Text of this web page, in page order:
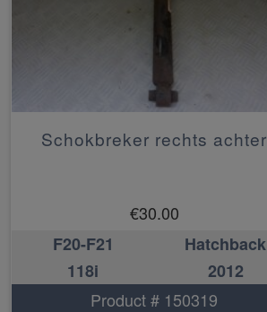
Schokbreker rechts achter
€30.00
F20-F21
Hatchback
118i
2012
Product # 150319